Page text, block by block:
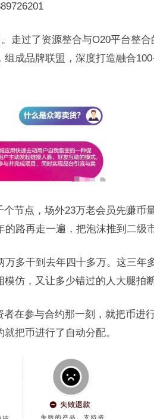
走过了资源整合与O20平台整
成品牌联盟，深度打造融合
节点，场外23万老会员先赚币
路再走一遍，把泡沫推到二级市
万多干到去年四十多万。这三年
仿，又让多少错过的人大腿拍断
在参与合约那一刻，就把币进
把币进行了自动分配。